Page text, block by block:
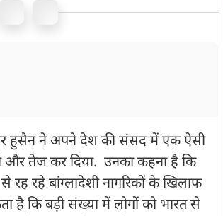
हुसैन ने अपने देश की संसद में एक ऐसी
और तेज कर दिया. उनका कहना है कि
रहे बांग्लादेशी नागरिकों के खिलाफ
है कि बड़ी संख्या में लोगों को भारत से